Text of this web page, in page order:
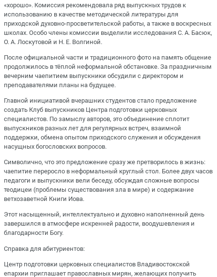
«хорошо». Комиссия рекомендовала ряд выпускных трудов к
использованию в качестве методической литературы для
приходской духовно-просветительской работы, а также в воскресных
школах. Особо члены комиссии выделили исследования С. А. Басюк,
О. А. Лоскутовой и Н. Е. Волгиной.
После официальной части и традиционного фото на память общение
продолжилось в тёплой неформальной обстановке. За праздничным
вечерним чаепитием выпускники обсудили с директором и
преподавателями планы на будущее.
Главной инициативой вчерашних студентов стало предложение
создать Клуб выпускников Центра подготовки церковных
специалистов. По замыслу авторов, это объединение сплотит
выпускников разных лет для регулярных встреч, взаимной
поддержки, обмена опытом приходского служения и обсуждения
насущных богословских вопросов.
Символично, что это предложение сразу же претворилось в жизнь:
чаепитие переросло в неформальный круглый стол. Более двух часов
педагоги и выпускники вели беседу, обсуждая сложные вопросы
теодицеи (проблемы существования зла в мире) и содержание
ветхозаветной Книги Иова.
Этот насыщенный, интеллектуально и духовно наполненный день
завершился в атмосфере искренней радости, воодушевления и
благодарности Богу.
Справка для абитуриентов:
Центр подготовки церковных специалистов Владивостокской
епархии приглашает православных мирян, желающих получить